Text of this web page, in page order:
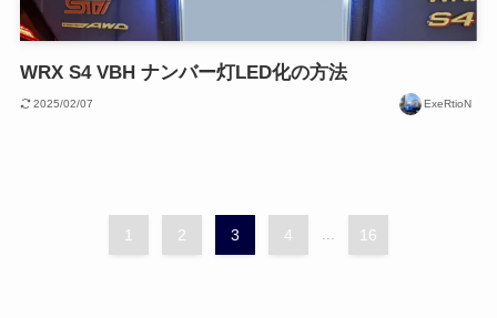
WRX S4 VBH ナンバー灯LED化の方法
2025/02/07 ExeRtioN
1 2 3 4 16